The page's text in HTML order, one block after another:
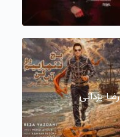
رضا یزدانی